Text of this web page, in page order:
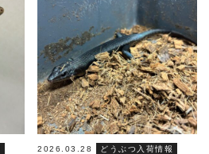
2026.03.28 どうぶつ入荷情報